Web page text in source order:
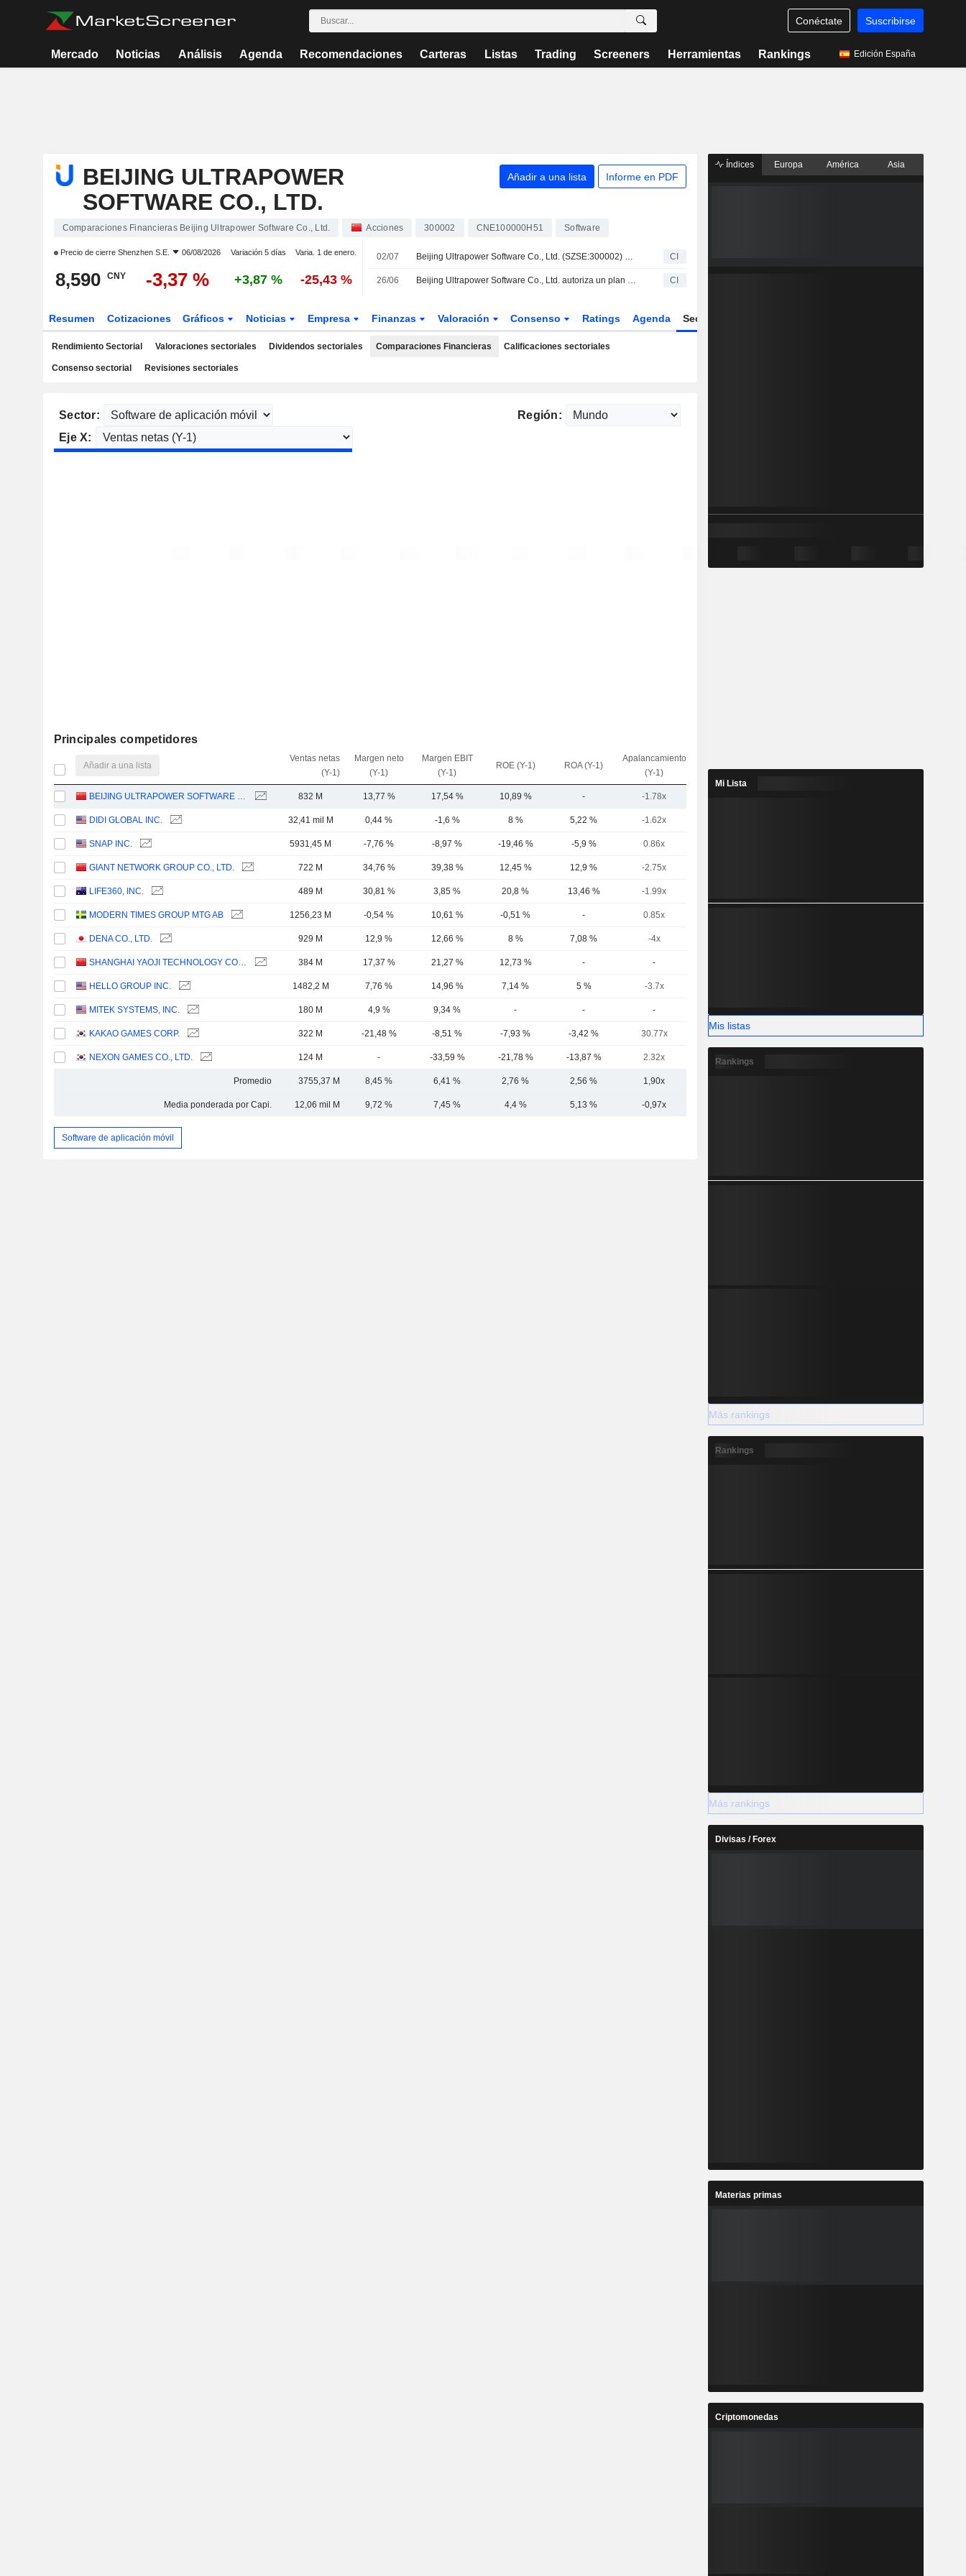
Conéctate Suscribirse
Mercado Noticias Análisis Agenda Recomendaciones Carteras Listas Trading Screeners Herramientas Rankings Edición España
BEIJING ULTRAPOWER
SOFTWARE CO., LTD.
Añadir a una lista Informe en PDF
Comparaciones Financieras Beijing Ultrapower Software Co., Ltd. Acciones 300002 CNE100000H51 Software
Precio de cierre Shenzhen S.E. 06/08/2026 Variación 5 días Varia. 1 de enero.
8,590 CNY -3,37 % +3,87 % -25,43 %
02/07 Beijing Ultrapower Software Co., Ltd. (SZSE:300002) anuncia una recompra de acciones por valor de 600 millones CNY CI
26/06 Beijing Ultrapower Software Co., Ltd. autoriza un plan de recompra de acciones CI
Resumen Cotizaciones Gráficos Noticias Empresa Finanzas Valoración Consenso Ratings Agenda Sector
Rendimiento Sectorial Valoraciones sectoriales Dividendos sectoriales Comparaciones Financieras Calificaciones sectoriales
Consenso sectorial Revisiones sectoriales
Sector:
Región:
Eje X:
Principales competidores
Añadir a una lista
Ventas netas
(Y-1)
Margen neto
(Y-1)
Margen EBIT
(Y-1)
ROE (Y-1) ROA (Y-1)
Apalancamiento
(Y-1)
BEIJING ULTRAPOWER SOFTWARE CO., LTD. 832 M 13,77 % 17,54 % 10,89 % - -1.78x
DIDI GLOBAL INC. 32,41 mil M 0,44 % -1,6 % 8 % 5,22 % -1.62x
SNAP INC. 5931,45 M -7,76 % -8,97 % -19,46 % -5,9 % 0.86x
GIANT NETWORK GROUP CO., LTD. 722 M 34,76 % 39,38 % 12,45 % 12,9 % -2.75x
LIFE360, INC. 489 M 30,81 % 3,85 % 20,8 % 13,46 % -1.99x
MODERN TIMES GROUP MTG AB 1256,23 M -0,54 % 10,61 % -0,51 % - 0.85x
DENA CO., LTD. 929 M 12,9 % 12,66 % 8 % 7,08 % -4x
SHANGHAI YAOJI TECHNOLOGY CO., LTD. 384 M 17,37 % 21,27 % 12,73 % - -
HELLO GROUP INC. 1482,2 M 7,76 % 14,96 % 7,14 % 5 % -3.7x
MITEK SYSTEMS, INC. 180 M 4,9 % 9,34 % - - -
KAKAO GAMES CORP. 322 M -21,48 % -8,51 % -7,93 % -3,42 % 30.77x
NEXON GAMES CO., LTD. 124 M - -33,59 % -21,78 % -13,87 % 2.32x
Promedio 3755,37 M 8,45 % 6,41 % 2,76 % 2,56 % 1,90x
Media ponderada por Capi. 12,06 mil M 9,72 % 7,45 % 4,4 % 5,13 % -0,97x
Software de aplicación móvil
Índices Europa América Asia
Mi Lista
Mis listas
Rankings
Más rankings
Rankings
Más rankings
Divisas / Forex
Materias primas
Criptomonedas